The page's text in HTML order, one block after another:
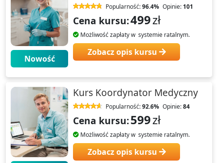
Nowość
Popularność:96.4% Opinie: 101
Cena kursu:499zł
Możliwość zapłaty w systemie ratalnym.
Zobacz opis kursu
Kurs Koordynator Medyczny
Popularność:92.6% Opinie:84
Cena kursu:599zł
Możliwość zapłaty w systemie ratalnym.
Zobacz opis kursu